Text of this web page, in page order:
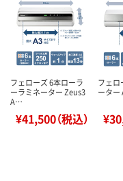
フェローズ 6本ローラ
ーラミネーター Zeus3
A…
¥41,500（税込）
フェロ
ータ